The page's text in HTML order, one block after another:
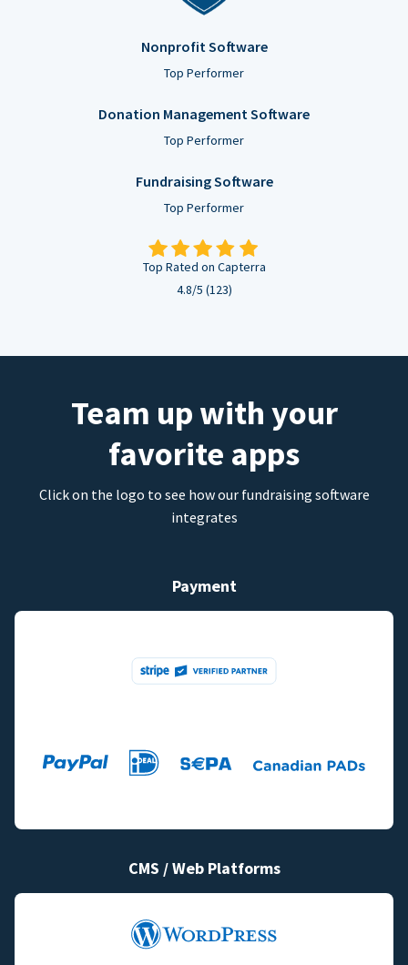
Nonprofit Software
Top Performer
Donation Management Software
Top Performer
Fundraising Software
Top Performer
Top Rated on Capterra
4.8/5 (123)
Team up with your
favorite apps
Click on the logo to see how our fundraising software
integrates
Payment
CMS / Web Platforms